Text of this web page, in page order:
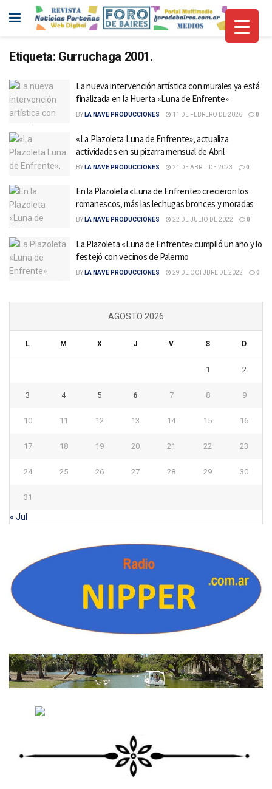
Etiqueta: Gurruchaga 2001.
La nueva intervención artística con murales ya está
finalizada en la Huerta «Luna de Enfrente»
BY LA NAVE PRODUCCIONES 11 DE FEBRERO DE 2026 0
«La Plazoleta Luna de Enfrente», actualiza
actividades en su pizarra mensual de Abril
BY LA NAVE PRODUCCIONES 21 DE ABRIL DE 2023 0
En la Plazoleta «Luna de Enfrente» crecieron los
romanescos, más las lechugas bronces y moradas
BY LA NAVE PRODUCCIONES 22 DE JULIO DE 2022 0
La Plazoleta «Luna de Enfrente» cumplió un año y lo
festejó con vecinos de Palermo
BY LA NAVE PRODUCCIONES 29 DE OCTUBRE DE 2022 0
AGOSTO 2026
L M X J V S D
1 2
3 4 5 6 7 8 9
10 11 12 13 14 15 16
17 18 19 20 21 22 23
24 25 26 27 28 29 30
31
« Jul